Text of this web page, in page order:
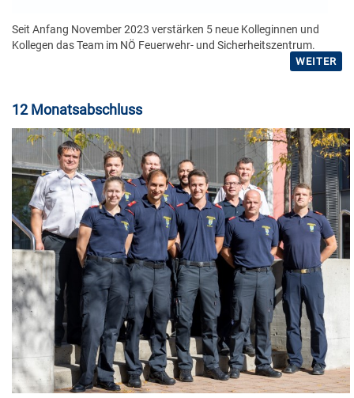
Seit Anfang November 2023 verstärken 5 neue Kolleginnen und
Kollegen das Team im NÖ Feuerwehr- und Sicherheitszentrum.
WEITER
12 Monatsabschluss